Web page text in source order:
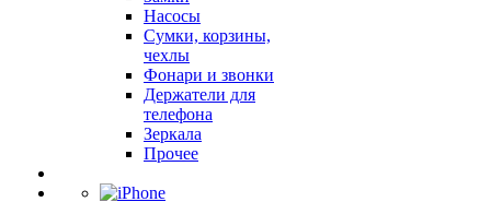
Насосы
Сумки, корзины,
чехлы
Фонари и звонки
Держатели для
телефона
Зеркала
Прочее